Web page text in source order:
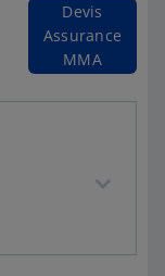
Devis
Assurance
MMA